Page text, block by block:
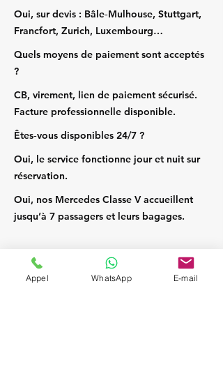
Oui, sur devis : Bâle‑Mulhouse, Stuttgart,
Francfort, Zurich, Luxembourg…
Quels moyens de paiement sont acceptés
?
CB, virement, lien de paiement sécurisé.
Facture professionnelle disponible.
Êtes‑vous disponibles 24/7 ?
Oui, le service fonctionne jour et nuit sur
réservation.
Oui, nos Mercedes Classe V accueillent
jusqu’à 7 passagers et leurs bagages.
Appel WhatsApp E-mail